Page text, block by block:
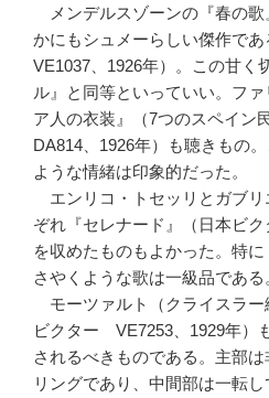
メンデルスゾーンの『春の歌
かにもシュメーらしい傑作で
VE1037、1926年）。この甘く
ル』と同等といっていい。フ
ア人の衣装』（7つのスペイ
DA814、1926年）も聴きもの
ような情緒は印象的だった。
エンリコ・トセッリとガブリ
ぞれ『セレナード』（日本ビ
を収めたものもよかった。特
さやくような歌は一級品である
モーツァルト（クライスラー
ビクター VE7253、1929年）
されるべきものである。主部
リングであり、中間部は一転